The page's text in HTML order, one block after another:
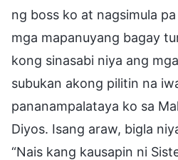
ng boss ko at nagsimula
mga mapanuyang bagay
kong sinasabi niya ang
subukan akong pilitin na
pananampalataya ko sa
Diyos. Isang araw, bigla
“Nais kang kausapin ni